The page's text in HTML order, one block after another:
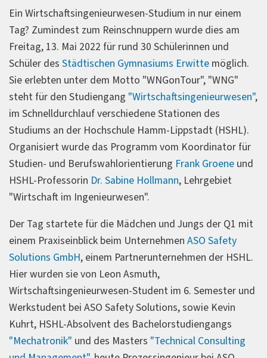
Ein Wirtschaftsingenieurwesen-Studium in nur einem
Tag? Zumindest zum Reinschnuppern wurde dies am
Freitag, 13. Mai 2022 für rund 30 Schülerinnen und
Schüler des Städtischen Gymnasiums Erwitte möglich.
Sie erlebten unter dem Motto "WNGonTour", "WNG"
steht für den Studiengang "Wirtschaftsingenieurwesen",
im Schnelldurchlauf verschiedene Stationen des
Studiums an der Hochschule Hamm-Lippstadt (HSHL).
Organisiert wurde das Programm vom Koordinator für
Studien- und Berufswahlorientierung Frank Groene und
HSHL-Professorin Dr. Sabine Hollmann, Lehrgebiet
"Wirtschaft im Ingenieurwesen".
Der Tag startete für die Mädchen und Jungs der Q1 mit
einem Praxiseinblick beim Unternehmen ASO Safety
Solutions GmbH, einem Partnerunternehmen der HSHL.
Hier wurden sie von Leon Asmuth,
Wirtschaftsingenieurwesen-Student im 6. Semester und
Werkstudent bei ASO Safety Solutions, sowie Kevin
Kuhrt, HSHL-Absolvent des Bachelorstudiengangs
"Mechatronik" und des Masters "Technical Consulting